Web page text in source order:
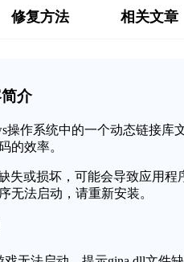
修复方法 相关文章
介
操作系统中的一个动态链接
的效率。
失或损坏，可能会导致应用
无法启动，请重新安装。